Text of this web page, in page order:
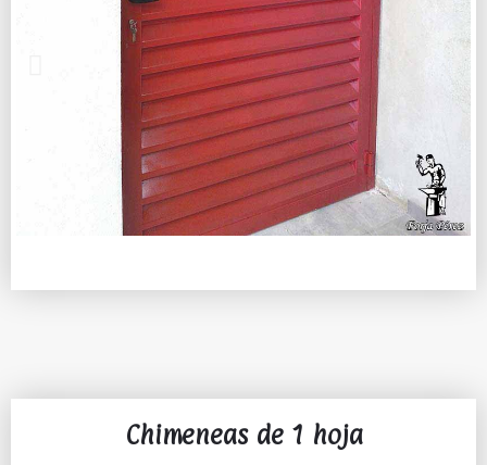
Chimeneas de 1 hoja